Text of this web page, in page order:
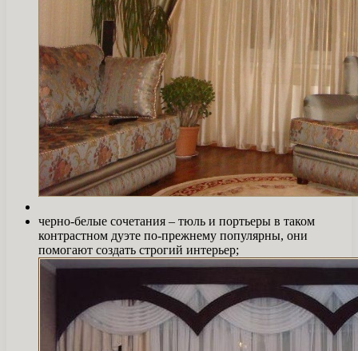
черно-белые сочетания – тюль и портьеры в таком
контрастном дуэте по-прежнему популярны, они
помогают создать строгий интерьер;